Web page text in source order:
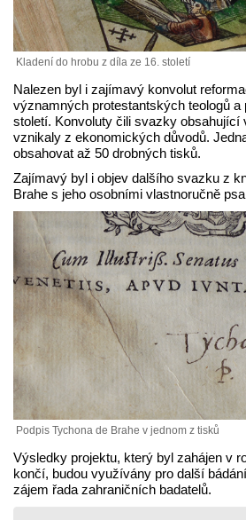
Kladení do hrobu z díla ze 16. století
Nalezen byl i zajímavý konvolut
významných protestantských teologů a
století. Konvoluty čili svazky obsahující
vznikaly z ekonomických důvodů.
obsahovat až 50 drobných tisků.
Zajímavý byl i objev dalšího svazku z
Brahe s jeho osobními vlastnoručně
Podpis Tychona de Brahe v jednom z tisků
Výsledky projektu, který byl zahájen v
končí, budou využívány pro další
zájem řada zahraničních badatelů.